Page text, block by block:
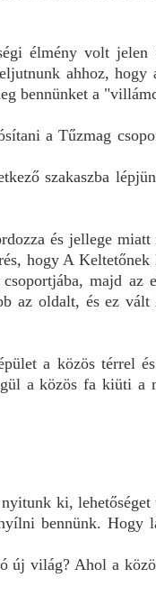
élmény volt jelen
ahhoz, hogy
bennünket a
a Tűzmag
szakaszba
és jellege
hogy A
majd az
az oldalt, és ez
a közös térrel
a közös fa kiüti a
ki, lehetőséget
bennünk. Hogy
új világ? Ahol a